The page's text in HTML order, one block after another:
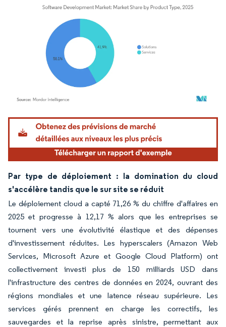
Image © Mordor Intelligence. La réutilisation nécessite une attribution sous CC BY
Par type de déploiement : la domination du cloud
s'accélère tandis que le sur site se réduit
Le déploiement cloud a capté 71,26 % du chiffre d'affaires en
2025 et progresse à 12,17 % alors que les entreprises se
tournent vers une évolutivité élastique et des dépenses
d'investissement réduites. Les hyperscalers (Amazon Web
Services, Microsoft Azure et Google Cloud Platform) ont
collectivement investi plus de 150 milliards USD dans
l'infrastructure des centres de données en 2024, ouvrant des
régions mondiales et une latence réseau supérieure. Les
services gérés prennent en charge les correctifs, les
sauvegardes et la reprise après sinistre, permettant aux